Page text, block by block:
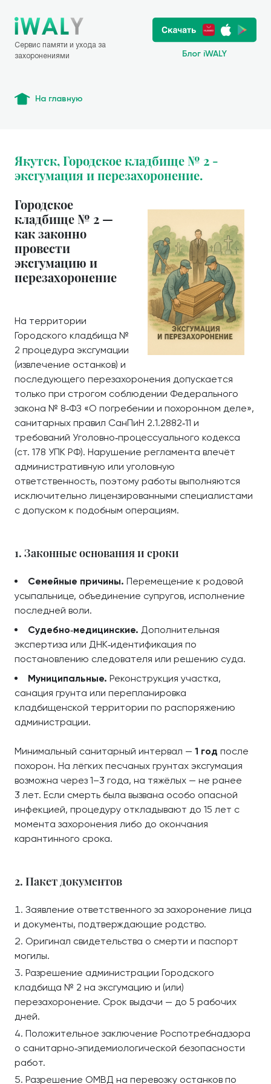
Сервис памяти и ухода за
захоронениями
Блог iWALY
На главную
Якутск, Городское кладбище № 2 -
эксгумация и перезахоронение.
Городское
кладбище № 2 —
как законно
провести
эксгумацию и
перезахоронение
На территории
Городского кладбища №
2 процедура эксгумации
(извлечение останков) и
последующего перезахоронения допускается
только при строгом соблюдении Федерального
закона № 8‑ФЗ «О погребении и похоронном деле»,
санитарных правил СанПиН 2.1.2882‑11 и
требований Уголовно‑процессуального кодекса
(ст. 178 УПК РФ). Нарушение регламента влечёт
административную или уголовную
ответственность, поэтому работы выполняются
исключительно лицензированными специалистами
с допуском к подобным операциям.
1. Законные основания и сроки
Семейные причины. Перемещение к родовой
усыпальнице, объединение супругов, исполнение
последней воли.
Судебно‑медицинские. Дополнительная
экспертиза или ДНК‑идентификация по
постановлению следователя или решению суда.
Муниципальные. Реконструкция участка,
санация грунта или перепланировка
кладбищенской территории по распоряжению
администрации.
Минимальный санитарный интервал — 1 год после
похорон. На лёгких песчаных грунтах эксгумация
возможна через 1–3 года, на тяжёлых — не ранее
3 лет. Если смерть была вызвана особо опасной
инфекцией, процедуру откладывают до 15 лет с
момента захоронения либо до окончания
карантинного срока.
2. Пакет документов
Заявление ответственного за захоронение лица
и документы, подтверждающие родство.
Оригинал свидетельства о смерти и паспорт
могилы.
Разрешение администрации Городского
кладбища № 2 на эксгумацию и (или)
перезахоронение. Срок выдачи — до 5 рабочих
дней.
Положительное заключение Роспотребнадзора
о санитарно‑эпидемиологической безопасности
работ.
Разрешение ОМВД на перевозку останков по